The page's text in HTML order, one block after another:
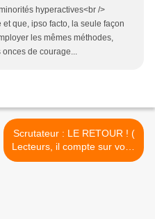
hyperactives<br />
et que, ipso facto, la seule façon
les mêmes méthodes,
de courage...
Scrutateur : LE RETOUR ! (
Lecteurs, il compte sur vous
). >